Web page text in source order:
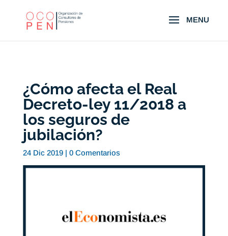
¿Cómo afecta el Real
Decreto-ley 11/2018 a
los seguros de
jubilación?
24 Dic 2019| 0 Comentarios